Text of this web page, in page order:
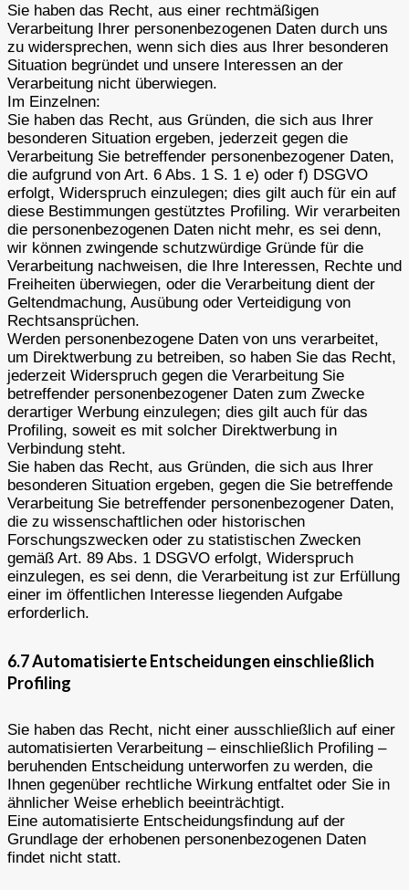
Sie haben das Recht, aus einer rechtmäßigen
Verarbeitung Ihrer personenbezogenen Daten durch uns
zu widersprechen, wenn sich dies aus Ihrer besonderen
Situation begründet und unsere Interessen an der
Verarbeitung nicht überwiegen.
Im Einzelnen:
Sie haben das Recht, aus Gründen, die sich aus Ihrer
besonderen Situation ergeben, jederzeit gegen die
Verarbeitung Sie betreffender personenbezogener Daten,
die aufgrund von Art. 6 Abs. 1 S. 1 e) oder f) DSGVO
erfolgt, Widerspruch einzulegen; dies gilt auch für ein auf
diese Bestimmungen gestütztes Profiling. Wir verarbeiten
die personenbezogenen Daten nicht mehr, es sei denn,
wir können zwingende schutzwürdige Gründe für die
Verarbeitung nachweisen, die Ihre Interessen, Rechte und
Freiheiten überwiegen, oder die Verarbeitung dient der
Geltendmachung, Ausübung oder Verteidigung von
Rechtsansprüchen.
Werden personenbezogene Daten von uns verarbeitet,
um Direktwerbung zu betreiben, so haben Sie das Recht,
jederzeit Widerspruch gegen die Verarbeitung Sie
betreffender personenbezogener Daten zum Zwecke
derartiger Werbung einzulegen; dies gilt auch für das
Profiling, soweit es mit solcher Direktwerbung in
Verbindung steht.
Sie haben das Recht, aus Gründen, die sich aus Ihrer
besonderen Situation ergeben, gegen die Sie betreffende
Verarbeitung Sie betreffender personenbezogener Daten,
die zu wissenschaftlichen oder historischen
Forschungszwecken oder zu statistischen Zwecken
gemäß Art. 89 Abs. 1 DSGVO erfolgt, Widerspruch
einzulegen, es sei denn, die Verarbeitung ist zur Erfüllung
einer im öffentlichen Interesse liegenden Aufgabe
erforderlich.
6.7 Automatisierte Entscheidungen einschließlich
Profiling
Sie haben das Recht, nicht einer ausschließlich auf einer
automatisierten Verarbeitung – einschließlich Profiling –
beruhenden Entscheidung unterworfen zu werden, die
Ihnen gegenüber rechtliche Wirkung entfaltet oder Sie in
ähnlicher Weise erheblich beeinträchtigt.
Eine automatisierte Entscheidungsfindung auf der
Grundlage der erhobenen personenbezogenen Daten
findet nicht statt.